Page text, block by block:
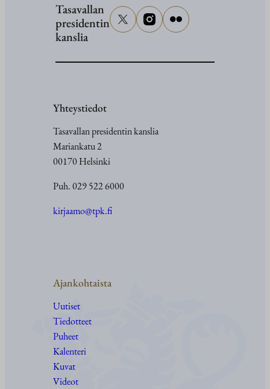
Tasavallan
presidentin
kanslia
Yhteystiedot
Tasavallan presidentin kanslia
Mariankatu 2
00170 Helsinki
Puh. 029 522 6000
kirjaamo@tpk.fi
Ajankohtaista
Uutiset
Tiedotteet
Puheet
Kalenteri
Kuvat
Videot